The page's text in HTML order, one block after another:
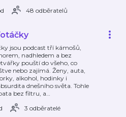
48 odběratelů
jsou podcast tří kámošů,
nadhledem a bez
pouští do všeho, co
nebo zajímá. Ženy, auta,
alkohol, hodinky i
dnešního světa. Tohle
bez filtru, a…
3 odběratelé